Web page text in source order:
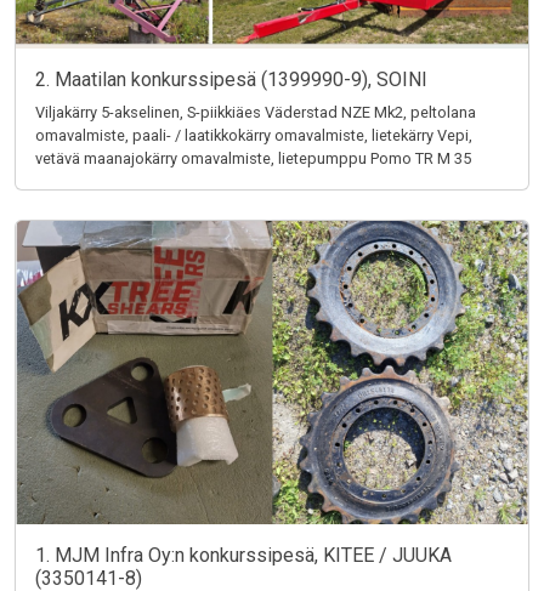
2. Maatilan konkurssipesä (1399990-9), SOINI
Viljakärry 5-akselinen, S-piikkiäes Väderstad NZE Mk2, peltolana
omavalmiste, paali- / laatikkokärry omavalmiste, lietekärry Vepi,
vetävä maanajokärry omavalmiste, lietepumppu Pomo TR M 35
1. MJM Infra Oy:n konkurssipesä, KITEE / JUUKA
(3350141-8)